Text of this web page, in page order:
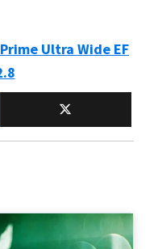
Ultra Wide EF